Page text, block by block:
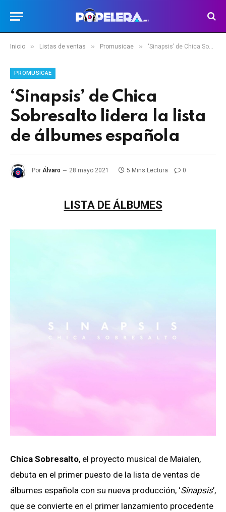
Inicio » Listas de ventas » Promusicae » ‘Sinapsis’ de Chica Sobresalto lidera la lista de álbumes española
PROMUSICAE
‘Sinapsis’ de Chica
Sobresalto lidera la lista
de álbumes española
Por Álvaro 28 mayo 2021 5 Mins Lectura 0
LISTA DE ÁLBUMES
Chica Sobresalto, el proyecto musical de Maialen,
debuta en el primer puesto de la lista de ventas de
álbumes española con su nueva producción, ‘Sinapsis’,
que se convierte en el primer lanzamiento procedente